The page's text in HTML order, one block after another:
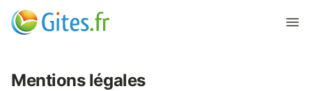
Mentions légales